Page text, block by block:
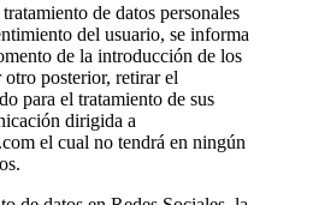
de datos personales
del usuario, se informa
de la introducción de los
posterior, retirar el
para el tratamiento de sus
dirigida a
el cual no tendrá en ningún